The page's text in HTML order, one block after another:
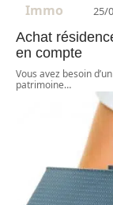
Immo 25/
Achat
en compte
Vous avez besoin
patrimoine…